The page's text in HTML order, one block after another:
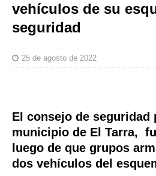
vehículos de su
seguridad
25 de agosto de 2022
El consejo de seguridad
municipio de El Tarra,
luego de que grupos
dos vehículos del